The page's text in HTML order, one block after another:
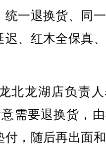
统一退换货、同
迟、红木全保真
龙湖店负责人
需要退换货，
付，随后再出面